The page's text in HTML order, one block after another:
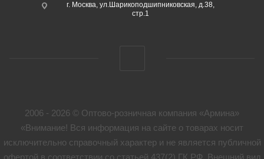
г. Москва, ул.Шарикоподшипниковская, д.38,
стр.1
2006 - 2026 © Оптово-розничная компания «Армина»
«Внимание! Вся информация на сайте о товарах носит
исключительно справочный характер и не является публичной
офертой в соответствии со статьей 437(2) ГК РФ. Внешний вид